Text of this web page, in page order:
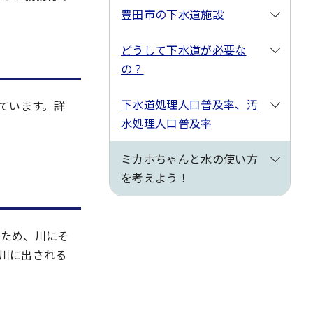
います。詳
め、川にそ
に出される
豊田市の下水道施設
どうして下水道が必要な
の？
下水道処理人口普及率、汚
水処理人口普及率
ミカホちゃんと水の使い方
を考えよう！